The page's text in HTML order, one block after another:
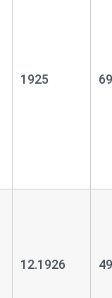
1925 69
12.1926